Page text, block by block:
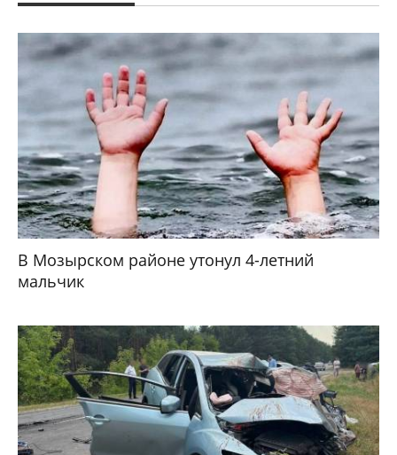
В Мозырском районе утонул 4-летний
мальчик